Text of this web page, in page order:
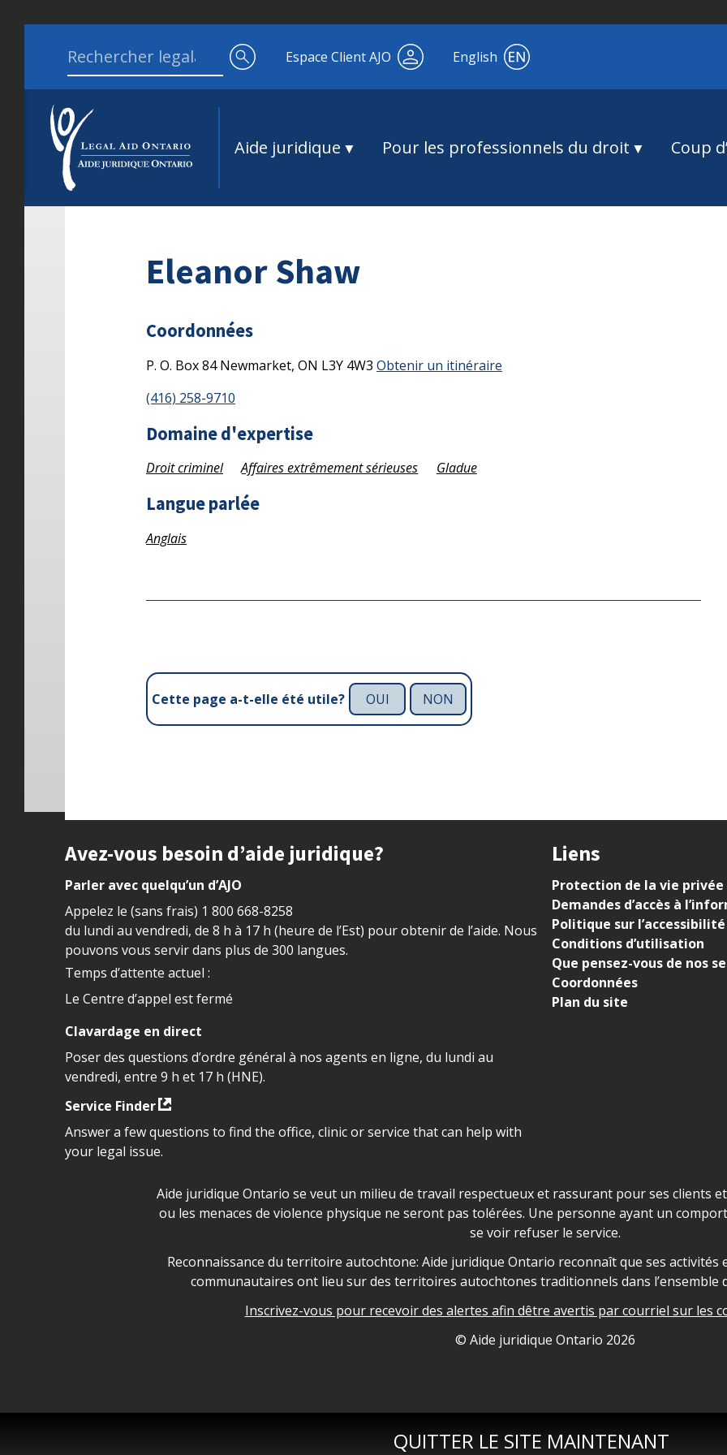
QUITTER LE SITE MAINTENANT
Search for:
Espace Client AJO English
Aide juridique Pour les professionnels du droit Coup
Eleanor Shaw
Coordonnées
P. O. Box 84Newmarket, ON L3Y 4W3 Obtenir un itinéraire
(416) 258-9710
Domaine d'expertise
Droit criminel Affaires extrêmement sérieuses Gladue
Langue parlée
Anglais
Cette page a-t-elle été utile? OUI NON
Site footer
Avez-vous besoin d’aide juridique?
Parler avec quelqu’un d’AJO
Appelez le (sans frais) 1 800 668-8258
du lundi au vendredi, de 8 h à 17 h (heure de l’Est) pour obtenir de l’aide. Nous
pouvons vous servir dans plus de 300 langues.
Temps d’attente actuel :
Le Centre d’appel est fermé
Clavardage en direct
Poser des questions d’ordre général à nos agents en ligne, du lundi au
vendredi, entre 9 h et 17 h (HNE).
Service Finder
Answer a few questions to find the office, clinic or service that can help with
your legal issue.
Liens
Protection de la vie privée
Demandes d’accès à
Politique sur l’accessibilité
Conditions d’utilisation
Que pensez-vous de nos
Coordonnées
Plan du site
Déclaration sur la sécurité dans les locaux d'AJO.
Aide juridique Ontario se veut un milieu de travail respectueux et rassurant pour ses clients
ou les menaces de violence physique ne seront pas tolérées. Une personne ayant un
se voir refuser le service.
Legal Aid Ontario land acknowledgement
Reconnaissance du territoire autochtone: Aide juridique Ontario reconnaît que ses activités
communautaires ont lieu sur des territoires autochtones traditionnels dans l’ensemble
Inscrivez-vous pour recevoir des alertes afin dêtre avertis par courriel sur les
© Aide juridique Ontario 2026